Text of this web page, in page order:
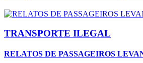
TRANSPORTE ILEGAL
RELATOS DE PASSAGEIROS